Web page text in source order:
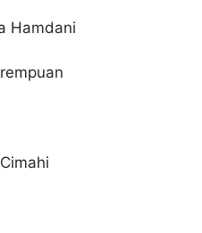
Hamdani
Cimahi